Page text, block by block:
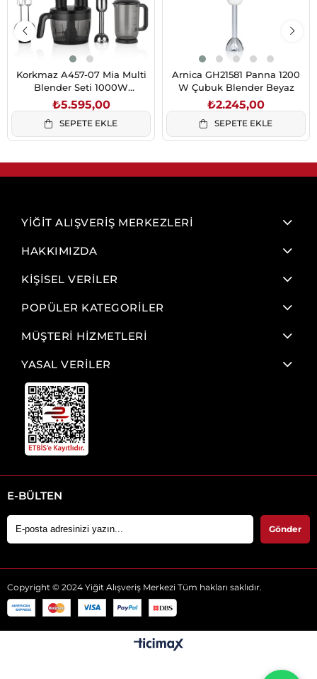
Korkmaz A457-07 Mia Multi
Blender Seti 1000W
Cosmica/Krom
₺5.595,00
SEPETE EKLE
Arnica GH21581 Panna 1200
W Çubuk Blender Beyaz
₺2.245,00
SEPETE EKLE
YİĞİT ALIŞVERİŞ MERKEZLERİ
HAKKIMIZDA
KİŞİSEL VERİLER
POPÜLER KATEGORİLER
MÜŞTERİ HİZMETLERİ
YASAL VERİLER
E-BÜLTEN
Gönder
Copyright © 2024 Yiğit Alışveriş Merkezi Tüm hakları saklıdır.